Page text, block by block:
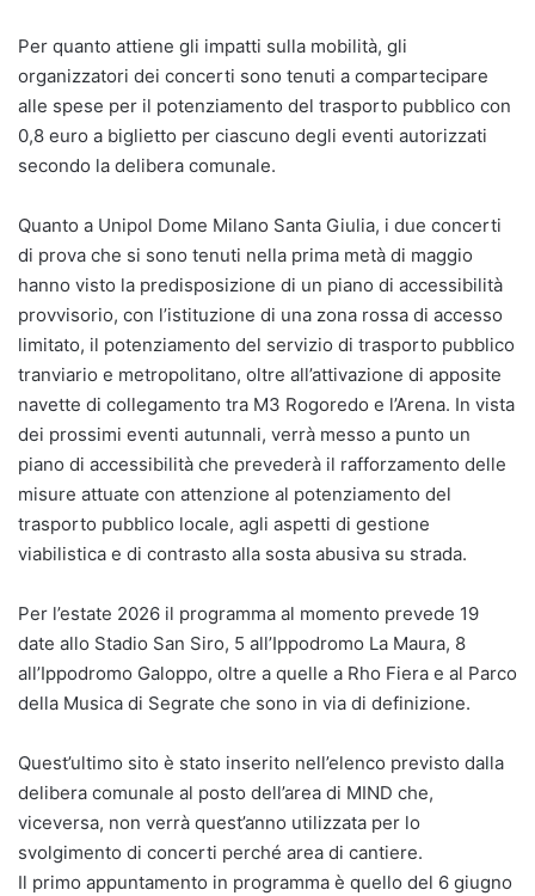
Per quanto attiene gli impatti sulla mobilità, gli
organizzatori dei concerti sono tenuti a compartecipare
alle spese per il potenziamento del trasporto pubblico con
0,8 euro a biglietto per ciascuno degli eventi autorizzati
secondo la delibera comunale.
Quanto a Unipol Dome Milano Santa Giulia, i due concerti
di prova che si sono tenuti nella prima metà di maggio
hanno visto la predisposizione di un piano di accessibilità
provvisorio, con l’istituzione di una zona rossa di accesso
limitato, il potenziamento del servizio di trasporto pubblico
tranviario e metropolitano, oltre all’attivazione di apposite
navette di collegamento tra M3 Rogoredo e l’Arena. In vista
dei prossimi eventi autunnali, verrà messo a punto un
piano di accessibilità che prevederà il rafforzamento delle
misure attuate con attenzione al potenziamento del
trasporto pubblico locale, agli aspetti di gestione
viabilistica e di contrasto alla sosta abusiva su strada.
Per l’estate 2026 il programma al momento prevede 19
date allo Stadio San Siro, 5 all’Ippodromo La Maura, 8
all’Ippodromo Galoppo, oltre a quelle a Rho Fiera e al Parco
della Musica di Segrate che sono in via di definizione.
Quest’ultimo sito è stato inserito nell’elenco previsto dalla
delibera comunale al posto dell’area di MIND che,
viceversa, non verrà quest’anno utilizzata per lo
svolgimento di concerti perché area di cantiere.
Il primo appuntamento in programma è quello del 6 giugno